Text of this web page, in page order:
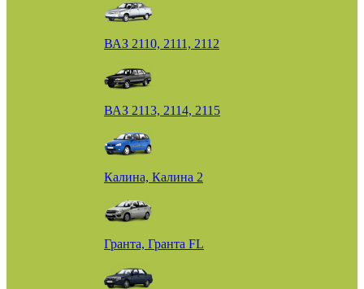
ВАЗ 2110, 2111, 2112
ВАЗ 2113, 2114, 2115
Калина, Калина 2
Гранта, Гранта FL